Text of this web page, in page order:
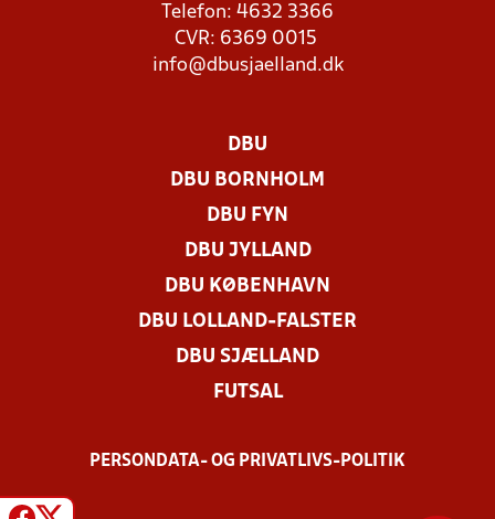
Telefon: 4632 3366
CVR: 6369 0015
info@dbusjaelland.dk
DBU
DBU BORNHOLM
DBU FYN
DBU JYLLAND
DBU KØBENHAVN
DBU LOLLAND-FALSTER
DBU SJÆLLAND
FUTSAL
PERSONDATA- OG PRIVATLIVS-POLITIK